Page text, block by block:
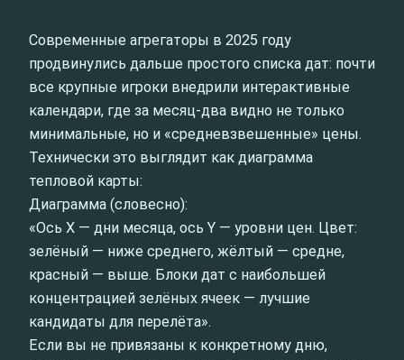
Современные агрегаторы в 2025 году
продвинулись дальше простого списка дат: почти
все крупные игроки внедрили интерактивные
календари, где за месяц-два видно не только
минимальные, но и «средневзвешенные» цены.
Технически это выглядит как диаграмма
тепловой карты:
Диаграмма (словесно):
«Ось X — дни месяца, ось Y — уровни цен. Цвет:
зелёный — ниже среднего, жёлтый — средне,
красный — выше. Блоки дат с наибольшей
концентрацией зелёных ячеек — лучшие
кандидаты для перелёта».
Если вы не привязаны к конкретному дню,